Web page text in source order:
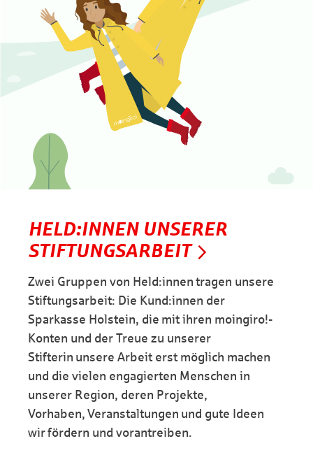
HELD:INNEN UNSERER
STIFTUNGSARBEIT
Zwei Gruppen von Held:innen tragen unsere
Stiftungsarbeit: Die Kund:innen der
Sparkasse Holstein, die mit ihren moingiro!-
Konten und der Treue zu unserer
Stifterin unsere Arbeit erst möglich machen
und die vielen engagierten Menschen in
unserer Region, deren Projekte,
Vorhaben, Veranstaltungen und gute Ideen
wirfördern und vorantreiben.